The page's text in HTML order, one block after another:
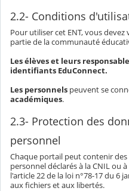
2.2- Conditions
Pour utiliser cet ENT, vous
partie de la communauté
Les élèves et leurs
identifiants EduConnect.
Les personnels peuvent se
académiques.
2.3- Protection des
personnel
Chaque portail peut contenir
personnel déclarés à la CNIL ou
l'article 22 de la loi n°78-17 du 6
aux fichiers et aux libertés.